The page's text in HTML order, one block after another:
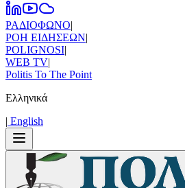
ΡΑΔΙΟΦΩΝΟ|
ΡΟΗ ΕΙΔΗΣΕΩΝ|
POLIGNOSI|
WEB TV|
Politis To The Point
Ελληνικά
| Εnglish